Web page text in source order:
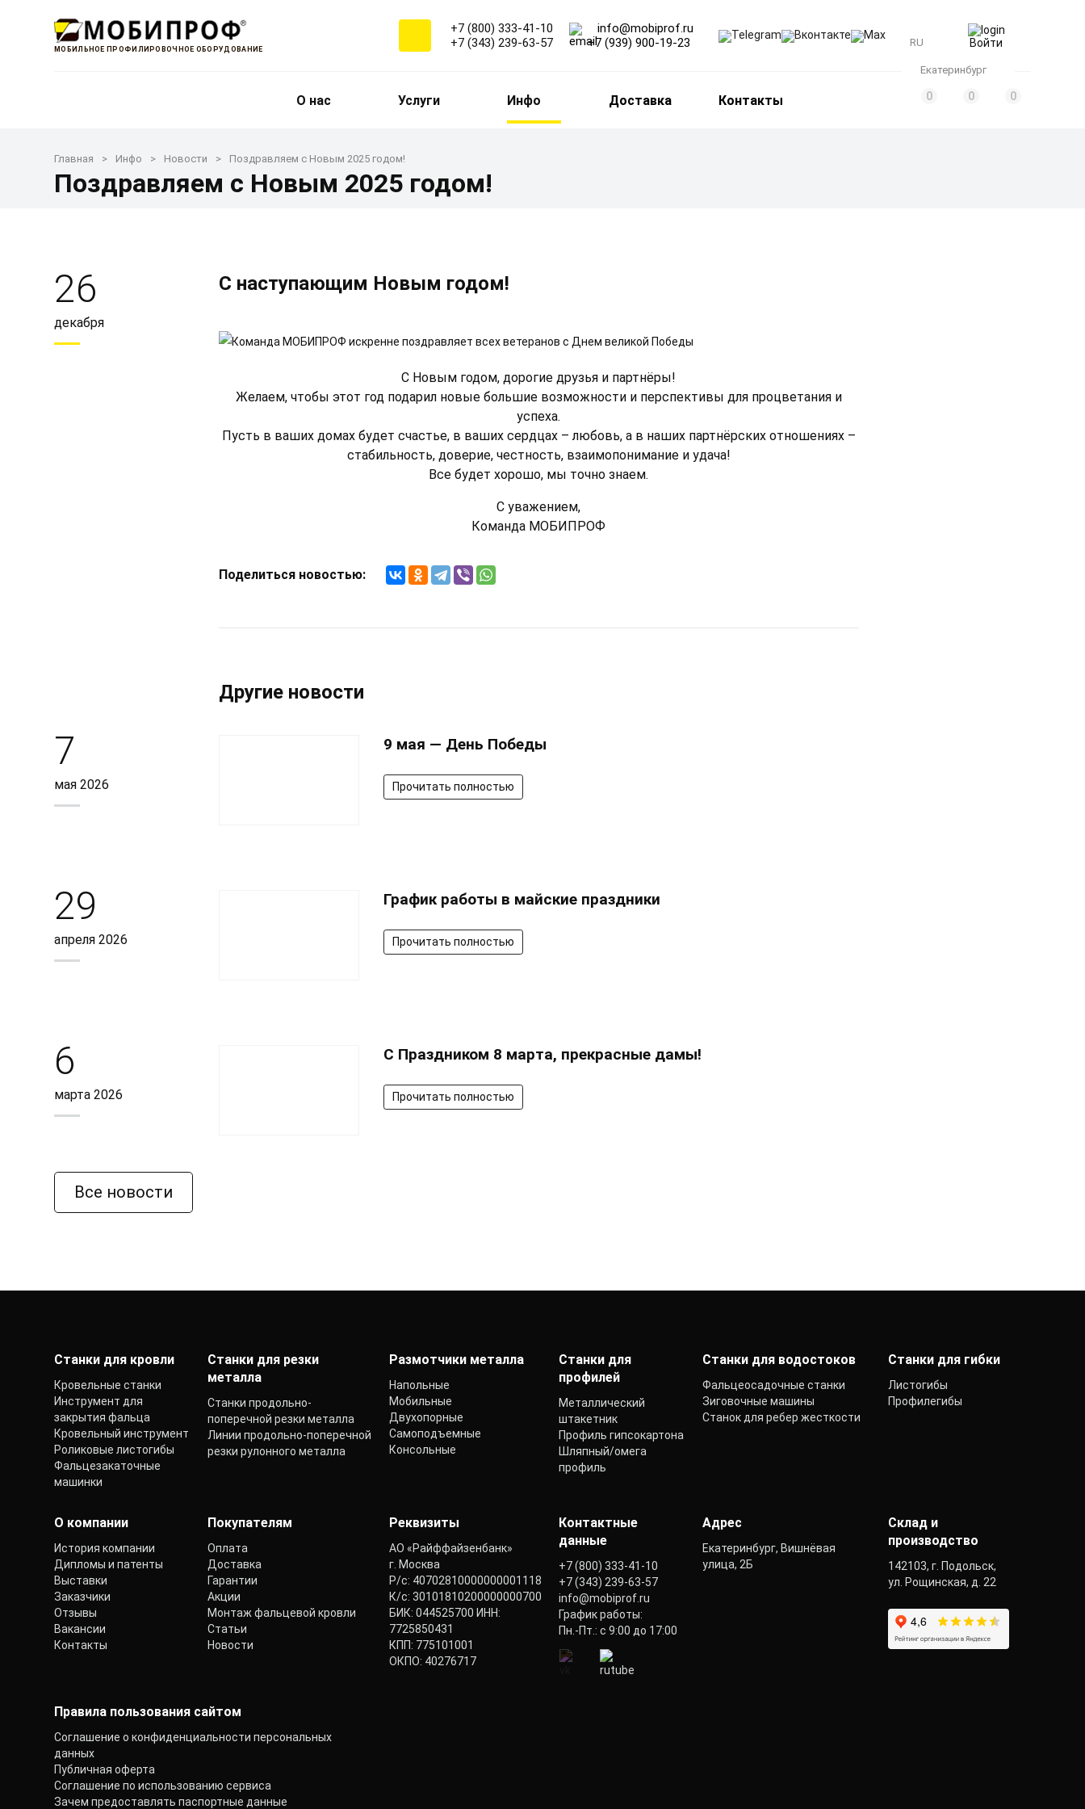
МОБИЛЬНОЕ ПРОФИЛИРОВОЧНОЕ ОБОРУДОВАНИЕ
+7 (800) 333-41-10
+7 (343) 239-63-57
info@mobiprof.ru
+7 (939) 900-19-23
Telegram Вконтакте Max
RU Войти
Екатеринбург
О нас Услуги Инфо Доставка Контакты 0 0 0
Главная Инфо Новости Поздравляем с Новым 2025 годом!
Поздравляем с Новым 2025 годом!
26
декабря
С наступающим Новым годом!
С Новым годом, дорогие друзья и партнёры!
Желаем, чтобы этот год подарил новые большие возможности и перспективы для процветания и
успеха.
Пусть в ваших домах будет счастье, в ваших сердцах – любовь, а в наших партнёрских отношениях –
стабильность, доверие, честность, взаимопонимание и удача!
Все будет хорошо, мы точно знаем.
С уважением,
Команда МОБИПРОФ
Поделиться новостью:
Другие новости
7
мая 2026
9 мая — День Победы
Прочитать полностью
29
апреля 2026
График работы в майские праздники
Прочитать полностью
6
марта 2026
С Праздником 8 марта, прекрасные дамы!
Прочитать полностью
Все новости
Станки для кровли
Кровельные станки
Инструмент для
закрытия фальца
Кровельный инструмент
Роликовые листогибы
Фальцезакаточные
машинки
Станки для резки
металла
Станки продольно-
поперечной резки металла
Линии продольно-поперечной
резки рулонного металла
Размотчики металла
Напольные
Мобильные
Двухопорные
Самоподъемные
Консольные
Станки для
профилей
Металлический
штакетник
Профиль гипсокартона
Шляпный/омега
профиль
Станки для водостоков
Фальцеосадочные станки
Зиговочные машины
Станок для ребер жесткости
Станки для гибки
Листогибы
Профилегибы
О компании
История компании
Дипломы и патенты
Выставки
Заказчики
Отзывы
Вакансии
Контакты
Покупателям
Оплата
Доставка
Гарантии
Акции
Монтаж фальцевой кровли
Статьи
Новости
Реквизиты
АО «Райффайзенбанк»
г. Москва
Р/с: 40702810000000001118
К/с: 30101810200000000700
БИК: 044525700 ИНН:
7725850431
КПП: 775101001
ОКПО: 40276717
Контактные
данные
+7 (800) 333-41-10
+7 (343) 239-63-57
info@mobiprof.ru
График работы:
Пн.-Пт.: с 9:00 до 17:00
Адрес
Екатеринбург, Вишнёвая
улица, 2Б
Склад и
производство
142103, г. Подольск,
ул. Рощинская, д. 22
Правила пользования сайтом
Соглашение о конфиденциальности персональных
данных
Публичная оферта
Соглашение по использованию сервиса
Зачем предоставлять паспортные данные